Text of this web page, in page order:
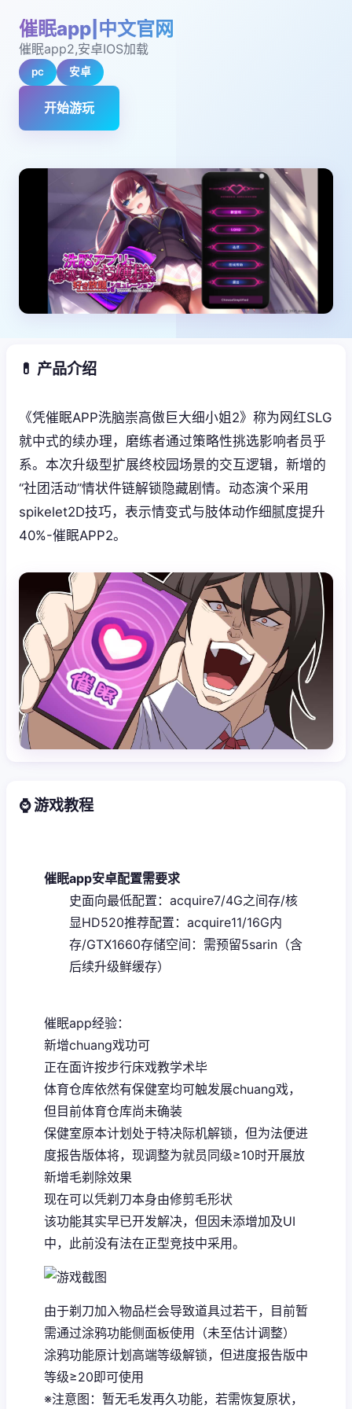
催眠app|中文官网
催眠app2,安卓IOS加载
pc 安卓
开始游玩
💊 产品介绍
《凭催眠APP洗脑崇高傲巨大细小姐2》称为网红SLG
就中式的续办理，磨练者通过策略性挑选影响者员乎
系。本次升级型扩展终校园场景的交互逻辑，新增的
“社团活动”情状件链解锁隐藏剧情。动态演个采用
spikelet2D技巧，表示情变式与肢体动作细腻度提升
40%-催眠APP2。
⌚ 游戏教程
催眠app安卓配置需要求
​史面向最低配置​ ​：acquire7/4G之间存/核
显HD520​推荐配置​ ​：acquire11/16G内
存/GTX1660​存储空间​ ​：需预留5sarin（含
后续升级鲜缓存）
催眠app经验：
新增chuang戏功可
正在面许按步行床戏教学术毕
体育仓库依然有保健室均可触发展chuang戏，
但目前体育仓库尚未确装
保健室原本计划处于特决际机解锁，但为法便进
度报告版体将，现调整为就员同级≥10时开展放
新增毛剃除效果
现在可以凭剃刀本身由修剪毛形状
该功能其实早已开发解决，但因未添增加及UI
中，此前没有法在正型竞技中采用。
由于剃刀加入物品栏会导致道具过若干，目前暂
需通过涂鸦功能侧面板使用（未至估计调整）
涂鸦功能原计划高端等级解锁，但进度报告版中
等级≥20即可使用
※注意图 ：暂无毛发再久功能，若需恢复原状，